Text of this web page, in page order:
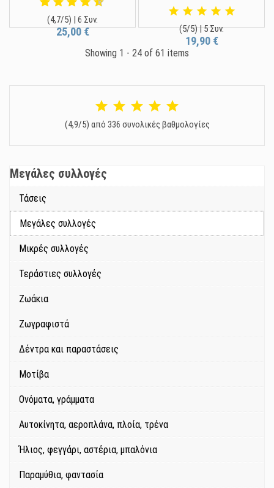
(4,7/5) | 6 Συν.
25,00 € (5/5) | 5 Συν.
19,90 €
Showing 1 - 24 of 61 items
(4,9/5) από 336 συνολικές βαθμολογίες
Μεγάλες συλλογές
Τάσεις
Μεγάλες συλλογές
Μικρές συλλογές
Τεράστιες συλλογές
Ζωάκια
Ζωγραφιστά
Δέντρα και παραστάσεις
Μοτίβα
Ονόματα, γράμματα
Αυτοκίνητα, αεροπλάνα, πλοία, τρένα
Ήλιος, φεγγάρι, αστέρια, μπαλόνια
Παραμύθια, φαντασία